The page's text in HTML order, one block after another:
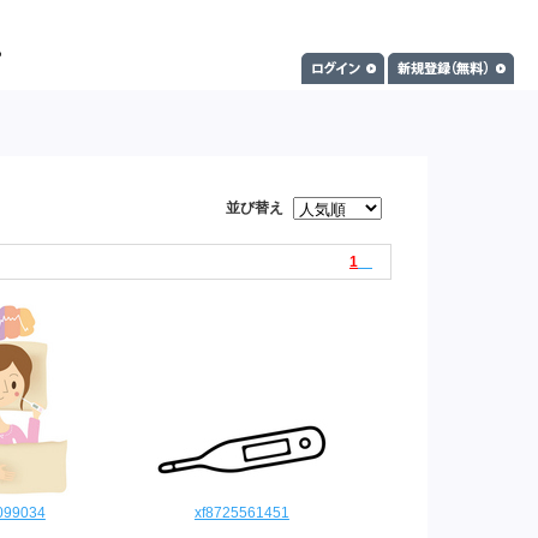
並び替え
1
xf8725561451